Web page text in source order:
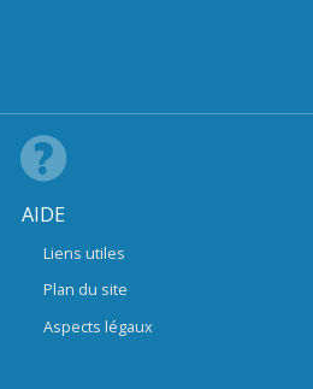
AIDE
Liens utiles
Plan du site
Aspects légaux